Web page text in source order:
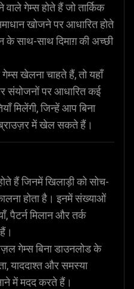
गेम्स होते हैं जो तार्किक
खोजने पर आधारित होते
साथ-साथ दिमाग़ की अच्छी
खेलना चाहते हैं, तो यहाँ
संयोजनों पर आधारित कई
मिलेंगी, जिन्हें आप बिना
में खेल सकते हैं।
हैं जिनमें खिलाड़ी को सोच-
होता है। इनमें संख्याओं
पैटर्न मिलान और तर्क
गेम्स बिना डाउनलोड के
याददाश्त और समस्या
में मदद करते हैं।